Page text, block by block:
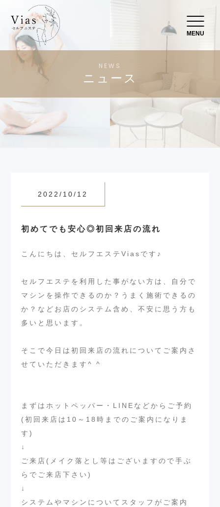
MENU
NEWS
ニュース
2022/10/12
初めてでも安心◎初回来店の流れ
こんにちは、セルフエステViasです♪
セルフエステを利用した事がない方は、自分で
マシンを操作できるのか？うまく施術できるの
か？などお店のシステム含め、不安に思う方も
多いと思います。
そこで今日は初回来店の流れについてご案内さ
せていただきます^ ^
まずはホットペッパー・LINEなどからご予約
(初回来店は10～18時までのご案内になりま
す)
↓
ご来店(メイク落とし等はございますので手ぶ
らでご来店下さい)
↓
システムやマシンについてスタッフがご案内